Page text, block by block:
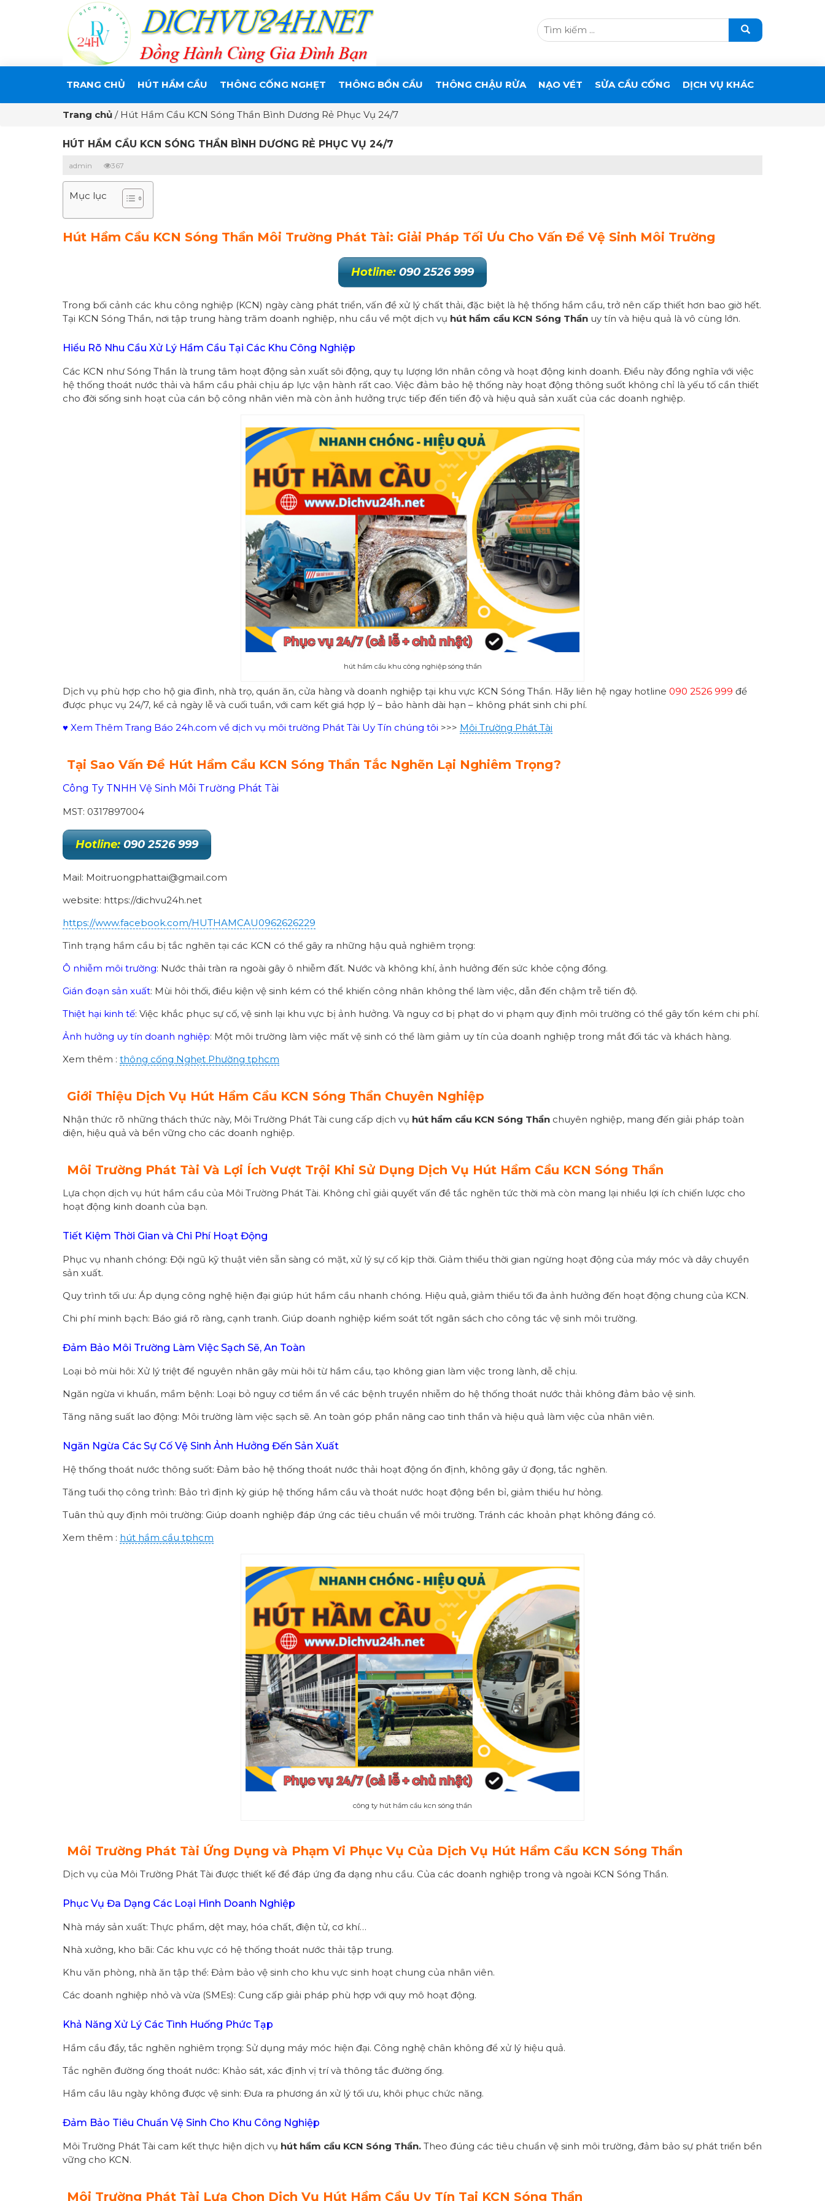
TRANG CHỦ HÚT HẦM CẦU THÔNG CỐNG NGHẸT THÔNG BỒN CẦU THÔNG CHẬU RỬA NẠO VÉT SỬA CẦU CỐNG DỊCH VỤ KHÁC
Trang chủ / Hút Hầm Cầu KCN Sóng Thần Bình Dương Rẻ Phục Vụ 24/7
HÚT HẦM CẦU KCN SÓNG THẦN BÌNH DƯƠNG RẺ PHỤC VỤ 24/7
admin 367
Mục lục
Hút Hầm Cầu KCN Sóng Thần Môi Trường Phát Tài: Giải Pháp Tối Ưu Cho Vấn Đề Vệ Sinh Môi Trường
Hotline: 090 2526 999
Trong bối cảnh các khu công nghiệp (KCN) ngày càng phát triển, vấn đề xử lý chất thải, đặc biệt là hệ thống hầm cầu, trở nên cấp thiết hơn bao giờ hết.
Tại KCN Sóng Thần, nơi tập trung hàng trăm doanh nghiệp, nhu cầu về một dịch vụ hút hầm cầu KCN Sóng Thần uy tín và hiệu quả là vô cùng lớn.
Hiểu Rõ Nhu Cầu Xử Lý Hầm Cầu Tại Các Khu Công Nghiệp
Các KCN như Sóng Thần là trung tâm hoạt động sản xuất sôi động, quy tụ lượng lớn nhân công và hoạt động kinh doanh. Điều này đồng nghĩa với việc
hệ thống thoát nước thải và hầm cầu phải chịu áp lực vận hành rất cao. Việc đảm bảo hệ thống này hoạt động thông suốt không chỉ là yếu tố cần thiết
cho đời sống sinh hoạt của cán bộ công nhân viên mà còn ảnh hưởng trực tiếp đến tiến độ và hiệu quả sản xuất của các doanh nghiệp.
hút hầm cầu khu công nghiệp sóng thần
Dịch vụ phù hợp cho hộ gia đình, nhà trọ, quán ăn, cửa hàng và doanh nghiệp tại khu vực KCN Sóng Thần. Hãy liên hệ ngay hotline 090 2526 999 để
được phục vụ 24/7, kể cả ngày lễ và cuối tuần, với cam kết giá hợp lý – bảo hành dài hạn – không phát sinh chi phí.
♥ Xem Thêm Trang Báo 24h.com về dịch vụ môi trường Phát Tài Uy Tín chúng tôi >>> Môi Trường Phát Tài
Tại Sao Vấn Đề Hút Hầm Cầu KCN Sóng Thần Tắc Nghẽn Lại Nghiêm Trọng?
Công Ty TNHH Vệ Sinh Môi Trường Phát Tài
MST: 0317897004
Hotline: 090 2526 999
Mail: Moitruongphattai@gmail.com
website: https://dichvu24h.net
https://www.facebook.com/HUTHAMCAU0962626229
Tình trạng hầm cầu bị tắc nghẽn tại các KCN có thể gây ra những hậu quả nghiêm trọng:
Ô nhiễm môi trường: Nước thải tràn ra ngoài gây ô nhiễm đất. Nước và không khí, ảnh hưởng đến sức khỏe cộng đồng.
Gián đoạn sản xuất: Mùi hôi thối, điều kiện vệ sinh kém có thể khiến công nhân không thể làm việc, dẫn đến chậm trễ tiến độ.
Thiệt hại kinh tế: Việc khắc phục sự cố, vệ sinh lại khu vực bị ảnh hưởng. Và nguy cơ bị phạt do vi phạm quy định môi trường có thể gây tốn kém chi phí.
Ảnh hưởng uy tín doanh nghiệp: Một môi trường làm việc mất vệ sinh có thể làm giảm uy tín của doanh nghiệp trong mắt đối tác và khách hàng.
Xem thêm : thông cống Nghẹt Phường tphcm
Giới Thiệu Dịch Vụ Hút Hầm Cầu KCN Sóng Thần Chuyên Nghiệp
Nhận thức rõ những thách thức này, Môi Trường Phát Tài cung cấp dịch vụ hút hầm cầu KCN Sóng Thần chuyên nghiệp, mang đến giải pháp toàn
diện, hiệu quả và bền vững cho các doanh nghiệp.
Môi Trường Phát Tài Và Lợi Ích Vượt Trội Khi Sử Dụng Dịch Vụ Hút Hầm Cầu KCN Sóng Thần
Lựa chọn dịch vụ hút hầm cầu của Môi Trường Phát Tài. Không chỉ giải quyết vấn đề tắc nghẽn tức thời mà còn mang lại nhiều lợi ích chiến lược cho
hoạt động kinh doanh của bạn.
Tiết Kiệm Thời Gian và Chi Phí Hoạt Động
Phục vụ nhanh chóng: Đội ngũ kỹ thuật viên sẵn sàng có mặt, xử lý sự cố kịp thời. Giảm thiểu thời gian ngừng hoạt động của máy móc và dây chuyền
sản xuất.
Quy trình tối ưu: Áp dụng công nghệ hiện đại giúp hút hầm cầu nhanh chóng. Hiệu quả, giảm thiểu tối đa ảnh hưởng đến hoạt động chung của KCN.
Chi phí minh bạch: Báo giá rõ ràng, cạnh tranh. Giúp doanh nghiệp kiểm soát tốt ngân sách cho công tác vệ sinh môi trường.
Đảm Bảo Môi Trường Làm Việc Sạch Sẽ, An Toàn
Loại bỏ mùi hôi: Xử lý triệt để nguyên nhân gây mùi hôi từ hầm cầu, tạo không gian làm việc trong lành, dễ chịu.
Ngăn ngừa vi khuẩn, mầm bệnh: Loại bỏ nguy cơ tiềm ẩn về các bệnh truyền nhiễm do hệ thống thoát nước thải không đảm bảo vệ sinh.
Tăng năng suất lao động: Môi trường làm việc sạch sẽ. An toàn góp phần nâng cao tinh thần và hiệu quả làm việc của nhân viên.
Ngăn Ngừa Các Sự Cố Vệ Sinh Ảnh Hưởng Đến Sản Xuất
Hệ thống thoát nước thông suốt: Đảm bảo hệ thống thoát nước thải hoạt động ổn định, không gây ứ đọng, tắc nghẽn.
Tăng tuổi thọ công trình: Bảo trì định kỳ giúp hệ thống hầm cầu và thoát nước hoạt động bền bỉ, giảm thiểu hư hỏng.
Tuân thủ quy định môi trường: Giúp doanh nghiệp đáp ứng các tiêu chuẩn về môi trường. Tránh các khoản phạt không đáng có.
Xem thêm : hút hầm cầu tphcm
công ty hút hầm cầu kcn sóng thần
Môi Trường Phát Tài Ứng Dụng và Phạm Vi Phục Vụ Của Dịch Vụ Hút Hầm Cầu KCN Sóng Thần
Dịch vụ của Môi Trường Phát Tài được thiết kế để đáp ứng đa dạng nhu cầu. Của các doanh nghiệp trong và ngoài KCN Sóng Thần.
Phục Vụ Đa Dạng Các Loại Hình Doanh Nghiệp
Nhà máy sản xuất: Thực phẩm, dệt may, hóa chất, điện tử, cơ khí…
Nhà xưởng, kho bãi: Các khu vực có hệ thống thoát nước thải tập trung.
Khu văn phòng, nhà ăn tập thể: Đảm bảo vệ sinh cho khu vực sinh hoạt chung của nhân viên.
Các doanh nghiệp nhỏ và vừa (SMEs): Cung cấp giải pháp phù hợp với quy mô hoạt động.
Khả Năng Xử Lý Các Tình Huống Phức Tạp
Hầm cầu đầy, tắc nghẽn nghiêm trọng: Sử dụng máy móc hiện đại. Công nghệ chân không để xử lý hiệu quả.
Tắc nghẽn đường ống thoát nước: Khảo sát, xác định vị trí và thông tắc đường ống.
Hầm cầu lâu ngày không được vệ sinh: Đưa ra phương án xử lý tối ưu, khôi phục chức năng.
Đảm Bảo Tiêu Chuẩn Vệ Sinh Cho Khu Công Nghiệp
Môi Trường Phát Tài cam kết thực hiện dịch vụ hút hầm cầu KCN Sóng Thần. Theo đúng các tiêu chuẩn vệ sinh môi trường, đảm bảo sự phát triển bền
vững cho KCN.
Môi Trường Phát Tài Lựa Chọn Dịch Vụ Hút Hầm Cầu Uy Tín Tại KCN Sóng Thần